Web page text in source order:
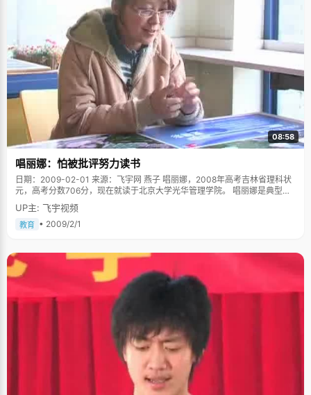
08:58
唱丽娜：怕被批评努力读书
日期：2009-02-01 来源：飞宇网 燕子 唱丽娜，2008年高考吉林省理科状
元，高考分数706分，现在就读于北京大学光华管理学院。 唱丽娜是典型的
东北女孩，大大咧咧的性格，爱说爱笑，带些自来熟，刚坐下一会，她已经
跟我们像认识了很久一样开始话家常，直率开朗，丝毫不带扭捏。 可是唱丽
娜说起小时候的事情，直叫我们大跌眼镜。"我小时候性格特别乖，属于特别
怕家里人批评我&lsquo;贪吃享乐&rsquo;，所以总是说&lsquo;不要，我们回
家吧&rsquo;"如今唱丽娜不禁为小时候的好面子而懊悔，"那时候错过了好多
好吃的呀"说罢，唱丽娜哈哈笑起来。 除了怕批评，唱丽娜在渴望得到表扬上
也是不遗余力的。唱丽娜的爸爸下班之后喜欢看看小说，唱丽娜就会粘着爸
爸给自己读上几段，心里边暗暗的背下来，然后出去讲给邻居阿姨们听，用
稚嫩的童音把哪些故事演绎得绘声绘色的。听到邻居阿姨在爸爸妈妈面前夸
奖自己"聪明，会背书"等等，小丽娜心里忍不住乐开了花，第二天又如法炮
制。虽然有些小虚荣的成分，但通过这样的方式，唱丽娜还真学了不少书。
上小学以后，为了得到老师和家人的表扬，唱丽娜也力争表现得十分让人满
意，"在课堂上全心全意的听讲，回到家以后先把老师留的作业做完了才吃
饭"，唱丽娜说，"那时候做什么事情都可以说是全力以赴了，就怕做不好，
家里人会批评。其实他们从来没有批评过我，就是我自己心里莫名其妙的有
UP主: 飞宇视频
教育 • 2009/2/1